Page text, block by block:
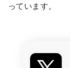
っています。